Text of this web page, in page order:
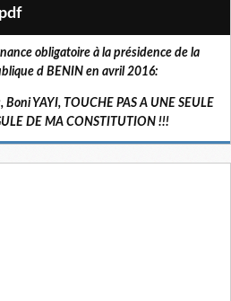
obligatoire à la présidence de la
d BENIN en avril 2016:
Boni YAYI, TOUCHE PAS A UNE SEULE
DE MA CONSTITUTION !!!